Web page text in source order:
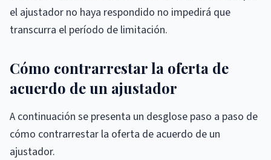
el ajustador no haya respondido no impedirá que
transcurra el período de limitación.
Cómo contrarrestar la oferta de
acuerdo de un ajustador
A continuación se presenta un desglose paso a paso de
cómo contrarrestar la oferta de acuerdo de un
ajustador.